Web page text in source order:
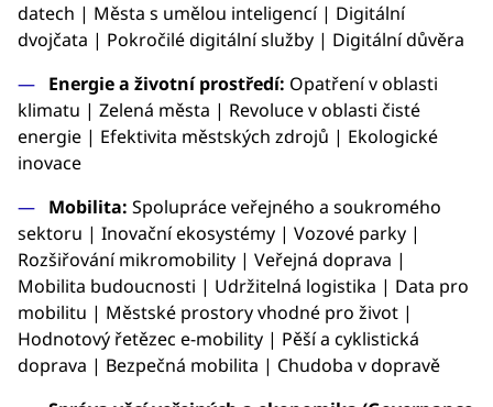
datech | Města s umělou inteligencí | Digitální
dvojčata | Pokročilé digitální služby | Digitální důvěra
Energie a životní prostředí: Opatření v oblasti
klimatu | Zelená města | Revoluce v oblasti čisté
energie | Efektivita městských zdrojů | Ekologické
inovace
Mobilita: Spolupráce veřejného a soukromého
sektoru | Inovační ekosystémy | Vozové parky |
Rozšiřování mikromobility | Veřejná doprava |
Mobilita budoucnosti | Udržitelná logistika | Data pro
mobilitu | Městské prostory vhodné pro život |
Hodnotový řetězec e-mobility | Pěší a cyklistická
doprava | Bezpečná mobilita | Chudoba v dopravě